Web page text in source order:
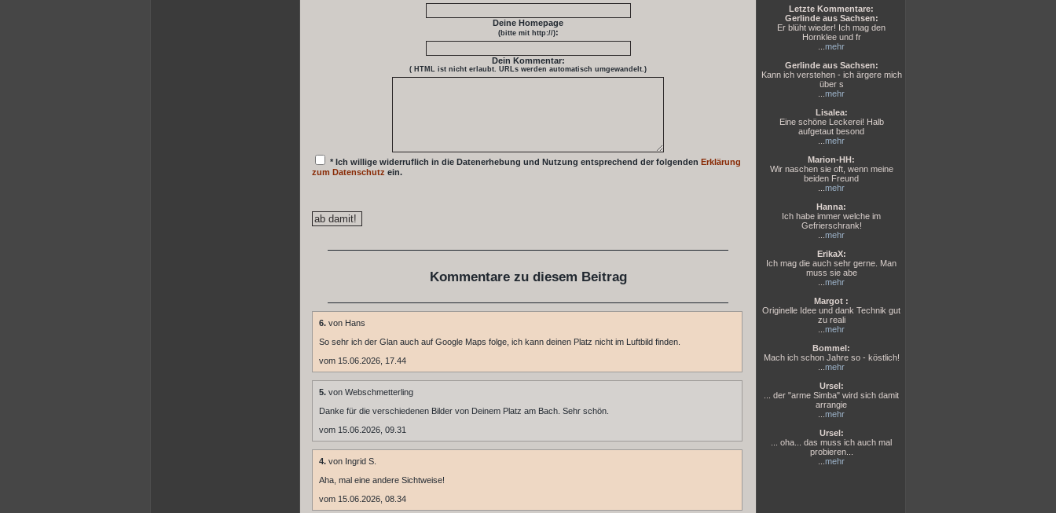
Deine Homepage
(bitte mit http://):
Dein Kommentar:
( HTML ist nicht erlaubt. URLs werden automatisch umgewandelt.)
* Ich willige widerruflich in die Datenerhebung und Nutzung entsprechend der folgenden Erklärung
zum Datenschutz ein.
Kommentare zu diesem Beitrag
6. von Hans
So sehr ich der Glan auch auf Google Maps folge, ich kann deinen Platz nicht im Luftbild finden.
vom 15.06.2026, 17.44
5. von Webschmetterling
Danke für die verschiedenen Bilder von Deinem Platz am Bach. Sehr schön.
vom 15.06.2026, 09.31
4. von Ingrid S.
Aha, mal eine andere Sichtweise!
vom 15.06.2026, 08.34
Letzte Kommentare:
Gerlinde aus Sachsen:
Er blüht wieder! Ich mag den
Hornklee und fr
mehr
Gerlinde aus Sachsen:
Kann ich verstehen - ich ärgere mich
über s
mehr
Lisalea:
Eine schöne Leckerei! Halb
aufgetaut besond
mehr
Marion-HH:
Wir naschen sie oft, wenn meine
beiden Freund
mehr
Hanna:
Ich habe immer welche im
Gefrierschrank!
mehr
ErikaX:
Ich mag die auch sehr gerne. Man
muss sie abe
mehr
Margot :
Originelle Idee und dank Technik gut
zu reali
mehr
Bommel:
Mach ich schon Jahre so - köstlich!
mehr
Ursel:
... der "arme Simba" wird sich damit
arrangie
mehr
Ursel:
... oha... das muss ich auch mal
probieren...
mehr